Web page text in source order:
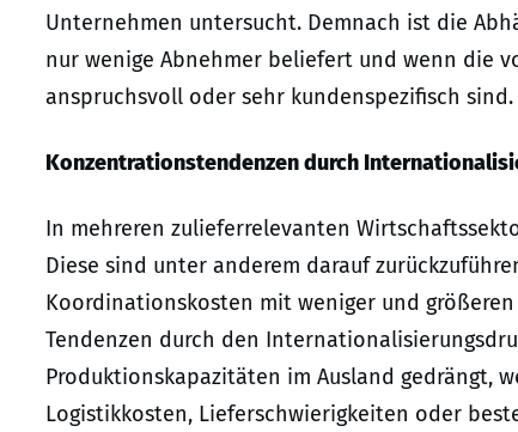
Unternehmen untersucht. Demnach ist die
nur wenige Abnehmer beliefert und wenn die
anspruchsvoll oder sehr kundenspezifisch sind.
Konzentrationstendenzen durch
In mehreren zulieferrelevanten
Diese sind unter anderem darauf
Koordinationskosten mit weniger und
Tendenzen durch den
Produktionskapazitäten im Ausland gedrängt,
Logistikkosten, Lieferschwierigkeiten oder